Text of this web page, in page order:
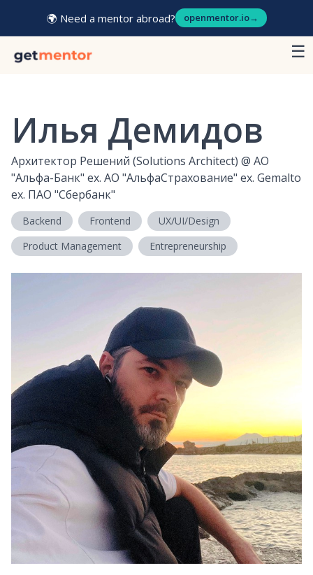
🌍 Need a mentor abroad? openmentor.io→
☰
Илья Демидов
Архитектор Решений (Solutions Architect) @ АО
"Альфа-Банк" ex. АО "АльфаСтрахование" ex. Gemalto
ex. ПАО "Сбербанк"
Backend Frontend
UX/UI/Design
Product Management
Entrepreneurship